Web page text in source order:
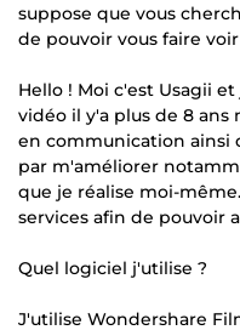
suppose que vous
de pouvoir vous faire voir
Hello ! Moi c'est Usagii
vidéo il y'a plus de 8 ans
en communication ainsi
par m'améliorer
que je réalise moi-
services afin de pouvoir
Quel logiciel j'utilise ?
J'utilise Wondershare